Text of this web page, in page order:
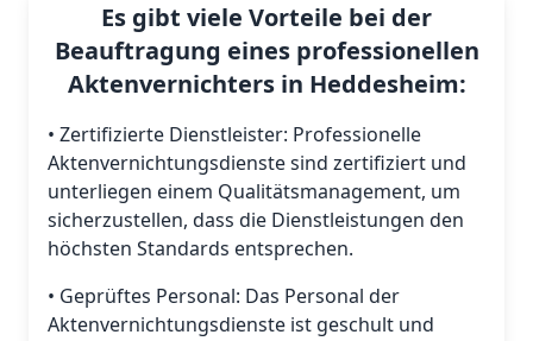
Es gibt viele Vorteile bei der
Beauftragung eines professionellen
Aktenvernichters in Heddesheim:
• Zertifizierte Dienstleister: Professionelle
Aktenvernichtungsdienste sind zertifiziert und
unterliegen einem Qualitätsmanagement, um
sicherzustellen, dass die Dienstleistungen den
höchsten Standards entsprechen.
• Geprüftes Personal: Das Personal der
Aktenvernichtungsdienste ist geschult und